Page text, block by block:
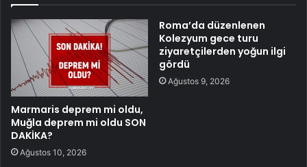
Marmaris deprem mi oldu,
Muğla deprem mi oldu SON
DAKİKA?
Ağustos 10, 2026
Roma’da düzenlenen
Kolezyum gece turu
ziyaretçilerden yoğun ilgi
gördü
Ağustos 9, 2026